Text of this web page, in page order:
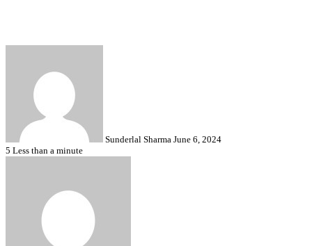
Sunderlal Sharma June 6, 2024
5 Less than a minute